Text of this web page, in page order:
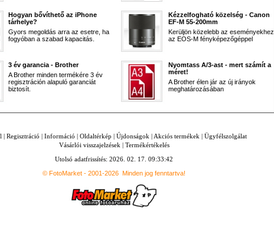
Hogyan bővíthető az iPhone
tárhelye?
Gyors megoldás arra az esetre, ha
fogyóban a szabad kapacitás.
Kézzelfogható közelség - Canon
EF-M 55-200mm
Kerüljön közelebb az eseményekhez
az EOS-M fényképezőgéppel
3 év garancia - Brother
A Brother minden termékére 3 év
regisztráción alapuló garanciát
biztosít.
Nyomtass A/3-ast - mert számít a
méret!
A Brother élen jár az új irányok
meghatározásában
| Regisztráció | Információ | Oldaltérkép | Újdonságok | Akciós termékek | Ügyfélszolgálat
Vásárlói visszajelzések | Termékértékelés
Utolsó adatfrissítés: 2026. 02. 17. 09:33:42
© FotoMarket - 2001-2026 Minden jog fenntartva!